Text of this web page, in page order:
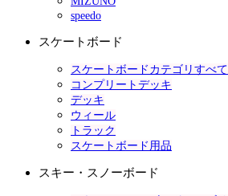
speedo
スケートボード
スケートボードカテゴリすべて
コンプリートデッキ
デッキ
ウィール
トラック
スケートボード用品
スキー・スノーボード